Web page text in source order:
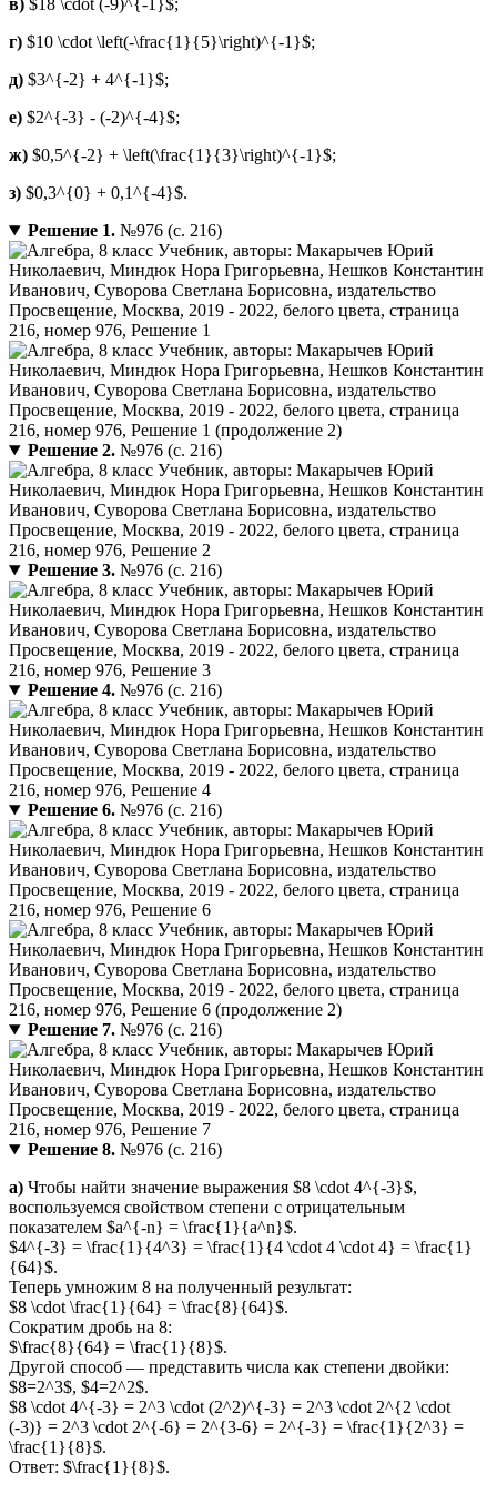
в) $18 \cdot (-9)^{-1}$;
г) $10 \cdot \left(-\frac{1}{5}\right)^{-1}$;
д) $3^{-2} + 4^{-1}$;
е) $2^{-3} - (-2)^{-4}$;
ж) $0,5^{-2} + \left(\frac{1}{3}\right)^{-1}$;
з) $0,3^{0} + 0,1^{-4}$.
Решение 1.№976 (с. 216)
Решение 2.№976 (с. 216)
Решение 3.№976 (с. 216)
Решение 4.№976 (с. 216)
Решение 6.№976 (с. 216)
Решение 7.№976 (с. 216)
Решение 8.№976 (с. 216)
а) Чтобы найти значение выражения $8 \cdot 4^{-3}$,
воспользуемся свойством степени с отрицательным
показателем $a^{-n} = \frac{1}{a^n}$.
$4^{-3} = \frac{1}{4^3} = \frac{1}{4 \cdot 4 \cdot 4} = \frac{1}
{64}$.
Теперь умножим 8 на полученный результат:
$8 \cdot \frac{1}{64} = \frac{8}{64}$.
Сократим дробь на 8:
$\frac{8}{64} = \frac{1}{8}$.
Другой способ — представить числа как степени двойки:
$8=2^3$, $4=2^2$.
$8 \cdot 4^{-3} = 2^3 \cdot (2^2)^{-3} = 2^3 \cdot 2^{2 \cdot
(-3)} = 2^3 \cdot 2^{-6} = 2^{3-6} = 2^{-3} = \frac{1}{2^3} =
\frac{1}{8}$.
Ответ: $\frac{1}{8}$.